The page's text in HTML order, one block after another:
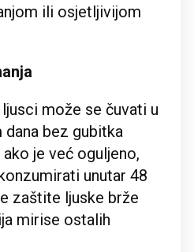
ili osjetljivijom
može se čuvati u
dana bez gubitka
je već oguljeno,
unutar 48
zaštite ljuske brže
mirise ostalih